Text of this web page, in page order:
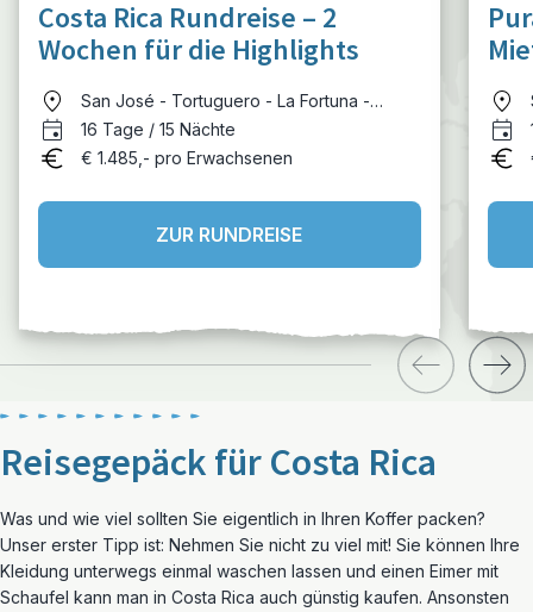
Costa Rica Rundreise – 2
Wochen für die Highlights
San José - Tortuguero - La Fortuna -
Rincón de la Vieja - Monteverde - Manuel
Antonio - Alajuela
16 Tage / 15 Nächte
€ 1.485,- pro Erwachsenen
ZUR RUNDREISE
Reisegepäck für Costa Rica
Was und wie viel sollten Sie eigentlich in Ihren Koffer packen?
Unser erster Tipp ist: Nehmen Sie nicht zu viel mit! Sie können Ihre
Kleidung unterwegs einmal waschen lassen und einen Eimer mit
Schaufel kann man in Costa Rica auch günstig kaufen. Ansonsten